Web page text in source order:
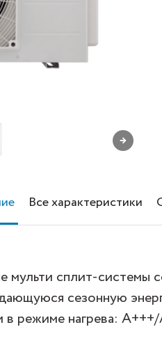
→
Все характеристики
мульти сплит-системы
сезонную
режиме нагрева: